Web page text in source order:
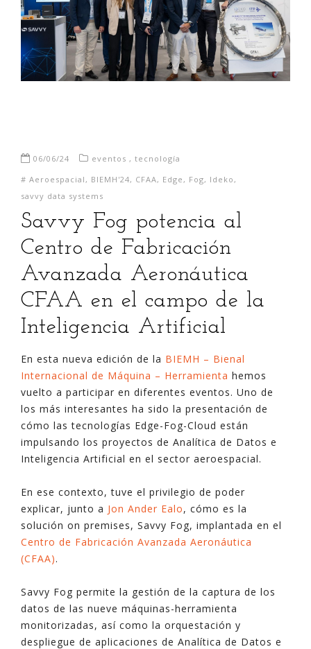
06/06/24 eventos , tecnología
# Aeroespacial , BIEMH'24, CFAA, Edge , Fog, Ideko ,
savvy data systems
Savvy Fog potencia al
Centro de Fabricación
Avanzada Aeronáutica
CFAA en el campo de la
Inteligencia Artificial
En esta nueva edición de la BIEMH – Bienal
Internacional de Máquina – Herramienta hemos
vuelto a participar en diferentes eventos. Uno de
los más interesantes ha sido la presentación de
cómo las tecnologías Edge-Fog-Cloud están
impulsando los proyectos de Analítica de Datos e
Inteligencia Artificial en el sector aeroespacial.
En ese contexto, tuve el privilegio de poder
explicar, junto a Jon Ander Ealo, cómo es la
solución on premises, Savvy Fog, implantada en el
Centro de Fabricación Avanzada Aeronáutica
(CFAA).
Savvy Fog permite la gestión de la captura de los
datos de las nueve máquinas-herramienta
monitorizadas, así como la orquestación y
despliegue de aplicaciones de Analítica de Datos e